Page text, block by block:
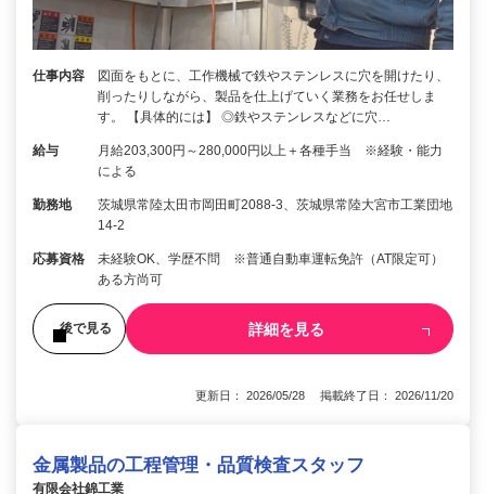
仕事内容
図面をもとに、工作機械で鉄やステンレスに穴を開けたり、
削ったりしながら、製品を仕上げていく業務をお任せしま
す。 【具体的には】 ◎鉄やステンレスなどに穴…
給与
月給203,300円～280,000円以上＋各種手当 ※経験・能力
による
勤務地
茨城県常陸太田市岡田町2088-3、茨城県常陸大宮市工業団地
14-2
応募資格
未経験OK、学歴不問 ※普通自動車運転免許（AT限定可）
ある方尚可
後で見る 詳細を見る
更新日： 2026/05/28 掲載終了日： 2026/11/20
金属製品の工程管理・品質検査スタッフ
有限会社錦工業